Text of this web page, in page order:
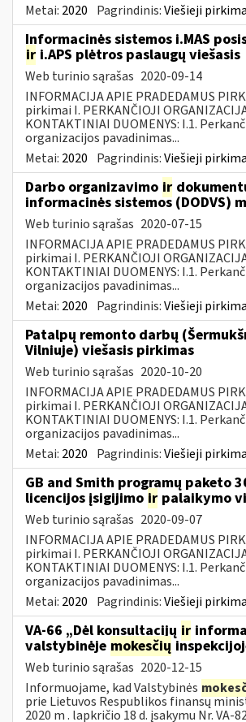
Metai: 2020 Pagrindinis:Viešieji
Informacinės sistemos i.MAS
ir i.APS plėtros paslaugų viešasis
Web turinio sąrašas 2020-09-14
INFORMACIJA APIE PRADEDAMUS
pirkimai I. PERKANČIOJI
KONTAKTINIAI DUOMENYS: I.1.
organizacijos pavadinimas...
Metai: 2020 Pagrindinis:Viešieji
Darbo organizavimo ir
informacinės sistemos (DODVS)
Web turinio sąrašas 2020-07-15
INFORMACIJA APIE PRADEDAMUS
pirkimai I. PERKANČIOJI
KONTAKTINIAI DUOMENYS: I.1.
organizacijos pavadinimas...
Metai: 2020 Pagrindinis:Viešieji
Patalpų remonto darbų
Vilniuje) viešasis pirkimas
Web turinio sąrašas 2020-10-20
INFORMACIJA APIE PRADEDAMUS
pirkimai I. PERKANČIOJI
KONTAKTINIAI DUOMENYS: I.1.
organizacijos pavadinimas...
Metai: 2020 Pagrindinis:Viešieji
GB and Smith programų paketo
licencijos įsigijimo ir palaikymo
Web turinio sąrašas 2020-09-07
INFORMACIJA APIE PRADEDAMUS
pirkimai I. PERKANČIOJI
KONTAKTINIAI DUOMENYS: I.1.
organizacijos pavadinimas...
Metai: 2020 Pagrindinis:Viešieji
VA-66 „Dėl konsultacijų ir
valstybinėje mokesčių
Web turinio sąrašas 2020-12-15
Informuojame, kad Valstybinės
prie Lietuvos Respublikos finansų
2020 m . lapkričio 18 d. įsakymu Nr. VA-